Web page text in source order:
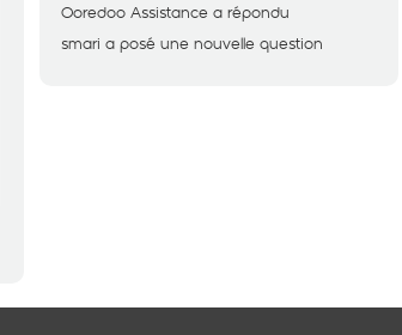
Ooredoo Assistance a répondu
smari a posé une nouvelle question